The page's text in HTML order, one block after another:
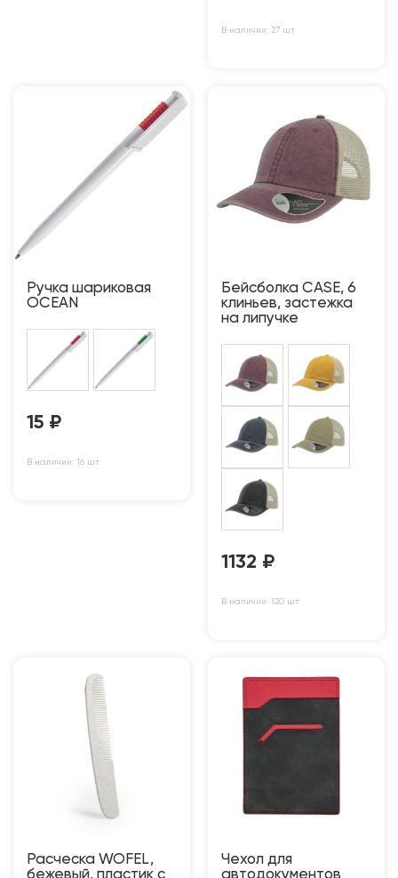
В наличии: 27 шт
Ручка шариковая
OCEAN
15 ₽
В наличии: 16 шт
Бейсболка CASE, 6
клиньев, застежка
на липучке
1132 ₽
В наличии: 120 шт
Расческа WOFEL,
бежевый, пластик с
Чехол для
автодокументов